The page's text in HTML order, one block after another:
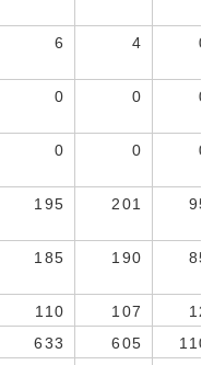
6 4 0
0 0 0
0 0 0
195 201 95
185 190 85
110 107
12
633 605
110